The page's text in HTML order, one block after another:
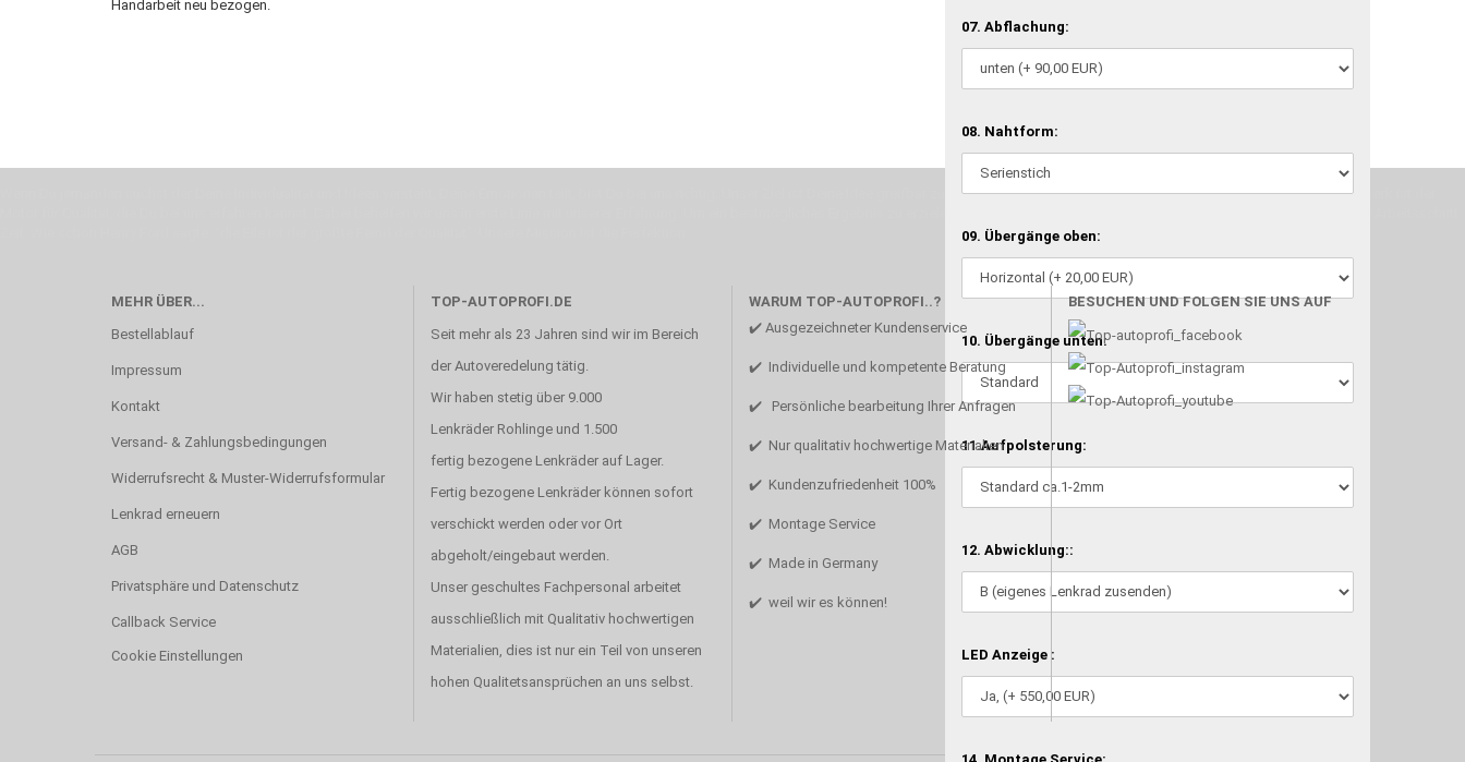
07. Abflachung:
08. Nahtform:
09. Übergänge oben:
10. Übergänge unten:
11.Aufpolsterung:
12. Abwicklung::
LED Anzeige :
Handarbeit neu bezogen.
Wenn Du jemanden suchst der Deine Individualität und Ideen versteht, Deine Emotionen teilt, bist Du bei uns richtig. Unser Ziel ist Deine Idee greifbar zu machen und Deine Vorstellung in die Tat umzusetzen. Unser Handwerk ist der
MEHR ÜBER...
Bestellablauf
Impressum
Kontakt
Versand- & Zahlungsbedingungen
Widerrufsrecht & Muster-Widerrufsformular
Lenkrad erneuern
AGB
Privatsphäre und Datenschutz
Callback Service
Cookie Einstellungen
TOP-AUTOPROFI.DE
Seit mehr als 23 Jahren sind wir im Bereich
der Autoveredelung tätig.
Wir haben stetig über 9.000
Lenkräder Rohlinge und 1.500
fertig bezogene Lenkräder auf Lager.
Fertig bezogene Lenkräder können sofort
verschickt werden oder vor Ort
abgeholt/eingebaut werden.
Unser geschultes Fachpersonal arbeitet
ausschließlich mit Qualitativ hochwertigen
Materialien, dies ist nur ein Teil von unseren
hohen Qualitetsansprüchen an uns selbst.
WARUM TOP-AUTOPROFI..?
✔️ Ausgezeichneter Kundenservice
✔️ Individuelle und kompetente Beratung
✔️ Persönliche bearbeitung Ihrer Anfragen
✔️ Nur qualitativ hochwertige Materialien
✔️ Kundenzufriedenheit 100%
✔️ Montage Service
✔️ Made in Germany
✔️ weil wir es können!
BESUCHEN UND FOLGEN SIE UNS AUF